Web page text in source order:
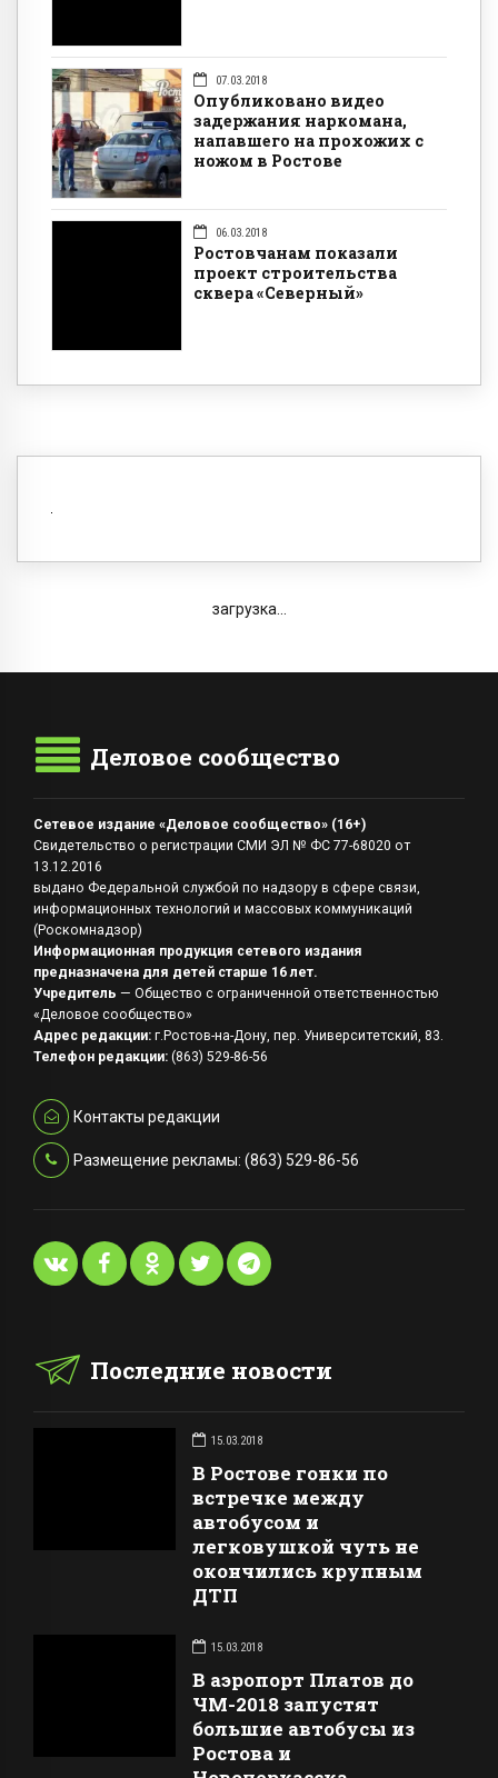
07.03.2018
Опубликовано видео
задержания наркомана,
напавшего на прохожих с
ножом в Ростове
06.03.2018
Ростовчанам показали
проект строительства
сквера «Северный»
загрузка...
Деловое сообщество
Сетевое издание «Деловое сообщество» (16+)
Свидетельство о регистрации СМИ ЭЛ № ФС 77-68020 от
13.12.2016
выдано Федеральной службой по надзору в сфере связи,
информационных технологий и массовых коммуникаций
(Роскомнадзор)
Информационная продукция сетевого издания
предназначена для детей старше 16 лет.
Учредитель — Общество с ограниченной ответственностью
«Деловое сообщество»
Адрес редакции: г.Ростов-на-Дону, пер. Университетский, 83.
Телефон редакции: (863) 529-86-56
Контакты редакции
Размещение рекламы: (863) 529-86-56
Последние новости
15.03.2018
В Ростове гонки по
встречке между
автобусом и
легковушкой чуть не
окончились крупным
ДТП
15.03.2018
В аэропорт Платов до
ЧМ-2018 запустят
большие автобусы из
Ростова и